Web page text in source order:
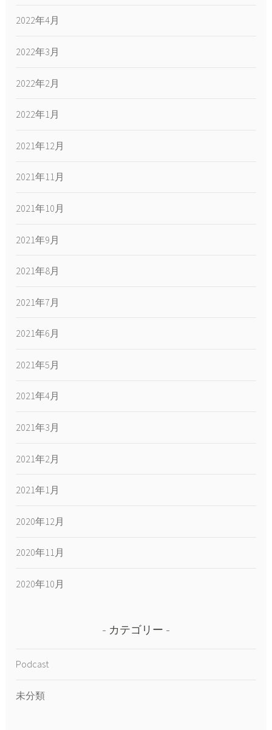
2022年4月
2022年3月
2022年2月
2022年1月
2021年12月
2021年11月
2021年10月
2021年9月
2021年8月
2021年7月
2021年6月
2021年5月
2021年4月
2021年3月
2021年2月
2021年1月
2020年12月
2020年11月
2020年10月
カテゴリー
Podcast
未分類